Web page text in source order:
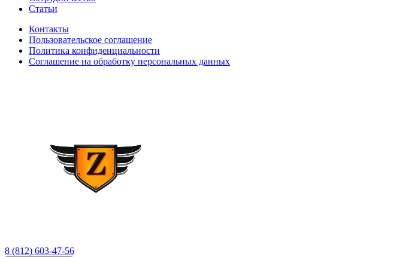
Статьи
Контакты
Пользовательское соглашение
Политика конфиденциальности
Соглашение на обработку персональных данных
8 (812) 603-47-56